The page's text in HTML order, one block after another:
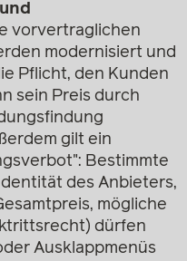
vorvertraglichen
modernisiert und
Pflicht, den Kunden
sein Preis durch
gilt ein
Bestimmte
des Anbieters,
mögliche
dürfen
Ausklappmenüs